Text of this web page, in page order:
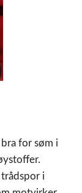
for søm i
i